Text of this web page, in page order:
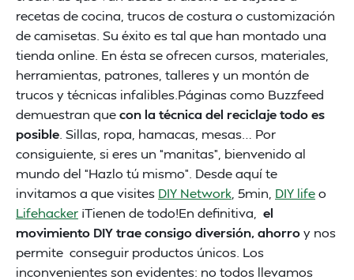
recetas de cocina, trucos de costura o customización
de camisetas. Su éxito es tal que han montado una
tienda online. En ésta se ofrecen cursos, materiales,
herramientas, patrones, talleres y un montón de
trucos y técnicas infalibles.Páginas como Buzzfeed
demuestran quecon la técnica del reciclaje todo es
posible . Sillas, ropa, hamacas, mesas… Por
consiguiente, si eres un “manitas”, bienvenido al
mundo del “Hazlo tú mismo”. Desde aquí te
invitamos a que visites DIY Network , 5min, DIY lifeo
Lifehacker ¡Tienen de todo!En definitiva, el
movimiento DIY trae consigo diversión, ahorroy nos
permite conseguir productos únicos. Los
inconvenientes son evidentes: no todos llevamos